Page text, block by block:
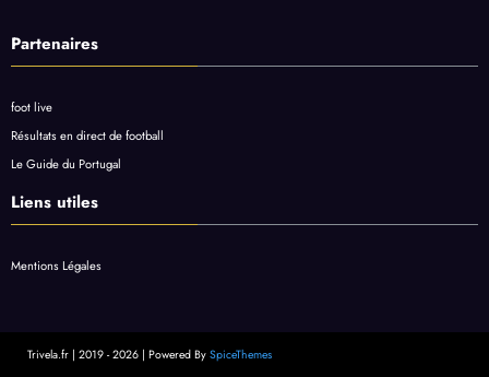
Partenaires
foot live
Résultats en direct de football
Le Guide du Portugal
Liens utiles
Mentions Légales
Trivela.fr | 2019 - 2026 | Powered By SpiceThemes